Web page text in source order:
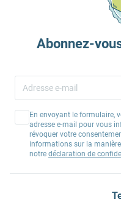
Abonnez-
En envoyant le formulaire,
adresse e-mail pour vous
révoquer votre
informations sur la
notre déclaration de